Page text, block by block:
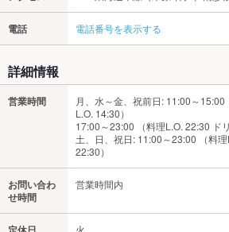
電話 電話番号を表示する
詳細情報
営業時間
月、水～金、祝前日: 11:00～15:00
L.O. 14:30）
17:00～23:00 （料理L.O. 22:30 ド
土、日、祝日: 11:00～23:00 （料
22:30）
お問い合わ
せ時間
営業時間内